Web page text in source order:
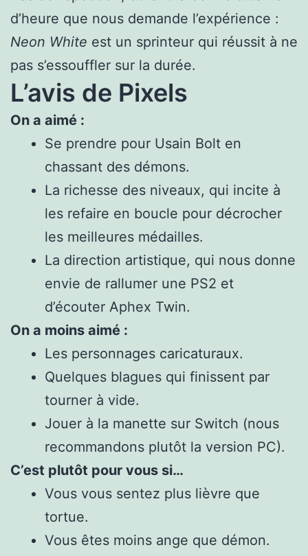
d’heure que nous demande l’expérience :
Neon White est un sprinteur qui réussit à ne
pas s’essouffler sur la durée.
L’avis de Pixels
On a aimé :
Se prendre pour Usain Bolt en
chassant des démons.
La richesse des niveaux, qui incite à
les refaire en boucle pour décrocher
les meilleures médailles.
La direction artistique, qui nous donne
envie de rallumer une PS2 et
d’écouter Aphex Twin.
On a moins aimé :
Les personnages caricaturaux.
Quelques blagues qui finissent par
tourner à vide.
Jouer à la manette sur Switch (nous
recommandons plutôt la version PC).
C’est plutôt pour vous si…
Vous vous sentez plus lièvre que
tortue.
Vous êtes moins ange que démon.